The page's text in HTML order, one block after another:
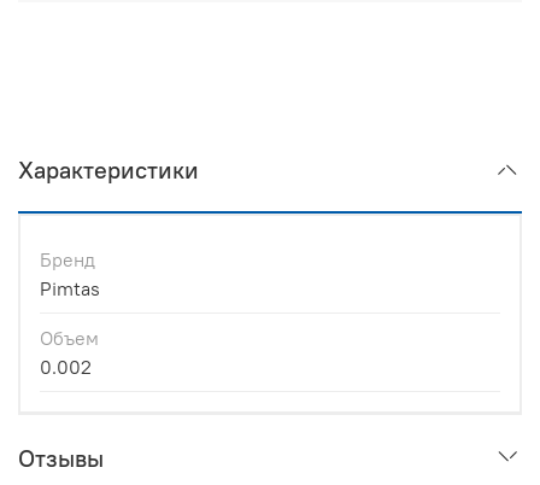
Характеристики
Бренд
Pimtas
Объем
0.002
Отзывы